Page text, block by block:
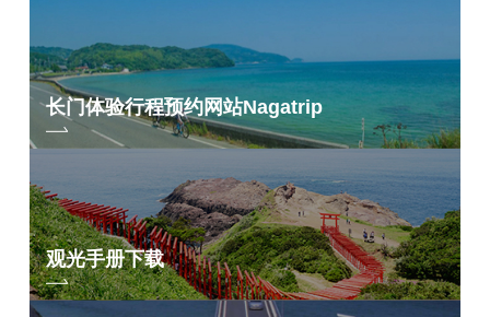
长门体验行程预约网站Nagatrip
观光手册下载